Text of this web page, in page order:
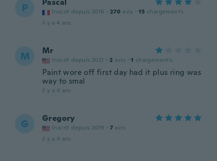
P Pascal
Inscrit depuis 2016 · 270 avis · 15 chargements
il y a 4 ans
M Mr
Inscrit depuis 2021 · 2 avis · 1 chargements
Paint wore off first day had it plus ring was
way to smal
il y a 4 ans
G Gregory
Inscrit depuis 2019 · 7 avis
il y a 4 ans